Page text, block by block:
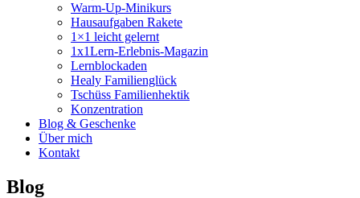
Warm-Up-Minikurs
Hausaufgaben Rakete
1×1 leicht gelernt
1x1Lern-Erlebnis-Magazin
Lernblockaden
Healy Familienglück
Tschüss Familienhektik
Konzentration
Blog & Geschenke
Über mich
Kontakt
Blog